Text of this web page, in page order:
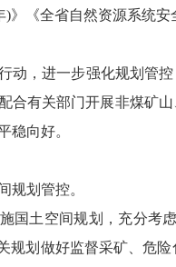
)》《全省自然资源系统
动，进一步强化规划管
合有关部门开展非煤矿
稳向好。
规划管控。
国土空间规划，充分考
规划做好监督采矿、危